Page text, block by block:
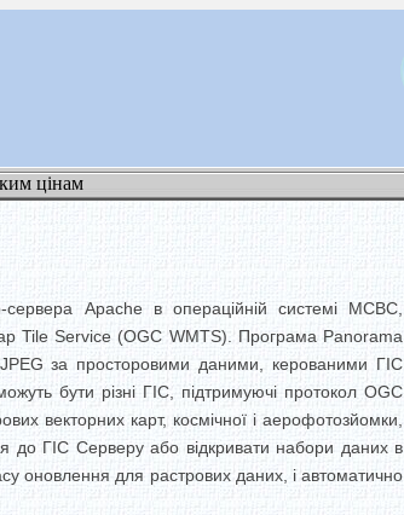
цінам
Apache в операційній системі МСВС,
Tile Service (OGC WMTS). Програма Panorama
за просторовими даними, керованими ГІС
бути різні ГІС, підтримуючі протокол OGC
векторних карт, космічної і аерофотозйомки,
до ГІС Серверу або відкривати набори даних в
оновлення для растрових даних, і автоматично